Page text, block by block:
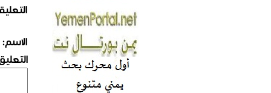
الاسم: